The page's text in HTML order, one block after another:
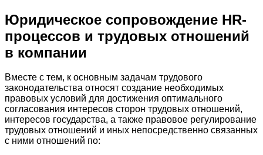
Юридическое сопровождение HR-
процессов и трудовых отношений
в компании
Вместе с тем, к основным задачам трудового
законодательства относят создание необходимых
правовых условий для достижения оптимального
согласования интересов сторон трудовых отношений,
интересов государства, а также правовое регулирование
трудовых отношений и иных непосредственно связанных
с ними отношений по: